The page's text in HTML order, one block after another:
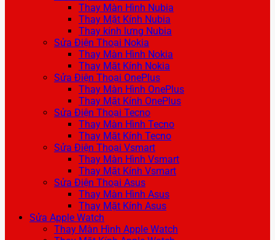
Thay Màn Hình Nubia
Thay Mặt Kính Nubia
Thay kính lưng Nubia
Sửa Điện Thoại Nokia
Thay Màn Hình Nokia
Thay Mặt Kính Nokia
Sửa Điện Thoại OnePlus
Thay Màn Hình OnePlus
Thay Mặt Kính OnePlus
Sửa Điện Thoại Tecno
Thay Màn Hình Tecno
Thay Mặt Kính Tecno
Sửa Điện Thoại Vsmart
Thay Màn Hình Vsmart
Thay Mặt Kính Vsmart
Sửa Điện Thoại Asus
Thay Màn Hình Asus
Thay Mặt Kính Asus
Sửa Apple Watch
Thay Màn Hình Apple Watch